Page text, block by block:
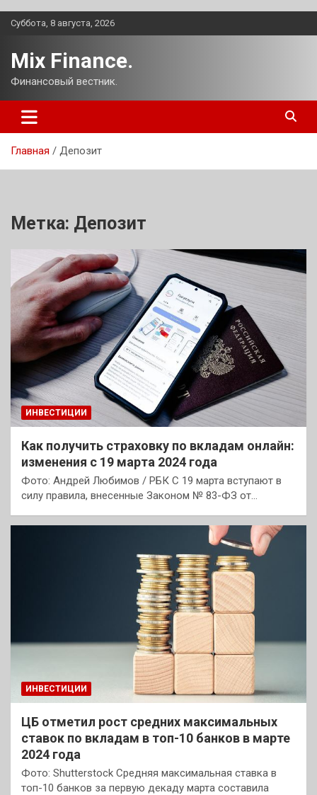
Перейти
Суббота, 8 августа, 2026
Mix Finance.
Финансовый вестник.
Главная Депозит
Метка: Депозит
ИНВЕСТИЦИИ
Как получить страховку по вкладам онлайн:
изменения с 19 марта 2024 года
Фото: Андрей Любимов / РБК С 19 марта вступают в
силу правила, внесенные Законом № 83-ФЗ от…
ИНВЕСТИЦИИ
ЦБ отметил рост средних максимальных
ставок по вкладам в топ-10 банков в марте
2024 года
Фото: Shutterstock Средняя максимальная ставка в
топ-10 банков за первую декаду марта составила